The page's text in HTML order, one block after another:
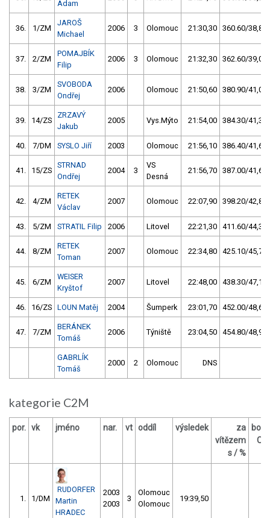
Adam
36. 1/ZM
JAROŠ
Michael
2006 3 Olomouc 21:30,30 360.60/38,8
37. 2/ZM
POMAJBÍK
Filip
2006 3 Olomouc 21:32,30 362.60/39,0
38. 3/ZM
SVOBODA
Ondřej
2006 Olomouc 21:50,60 380.90/41,0
39. 14/ZS
ZRZAVÝ
Jakub
2005 Vys.Mýto 21:54,00 384.30/41,3
40. 7/DM SYSLO Jiří 2003 Olomouc 21:56,10 386.40/41,6
41. 15/ZS
STRNAD
Ondřej
2004 3
VS
Desná
21:56,70 387.00/41,6
42. 4/ZM
RETEK
Václav
2007 Olomouc 22:07,90 398.20/42,8
43. 5/ZM STRATIL Filip 2006 Litovel 22:21,30 411.60/44,3
44. 8/ZM
RETEK
Toman
2007 Olomouc 22:34,80 425.10/45,7
45. 6/ZM
WEISER
Kryštof
2007 Litovel 22:48,00 438.30/47,1
46. 16/ZS LOUN Matěj 2004 Šumperk 23:01,70 452.00/48,6
47. 7/ZM
BERÁNEK
Tomáš
2006 Týniště 23:04,50 454.80/48,9
GABRLÍK
Tomáš
2000 2 Olomouc DNS
kategorie C2M
por. vk jméno nar. vt oddíl výsledek
za
vítězem
s / %
body
OM
1. 1/DM
RUDORFER
Martin
HRADEC
2003
2003
3
Olomouc
Olomouc
19:39,50